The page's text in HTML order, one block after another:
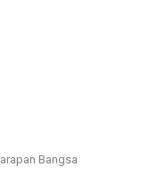
Bangsa